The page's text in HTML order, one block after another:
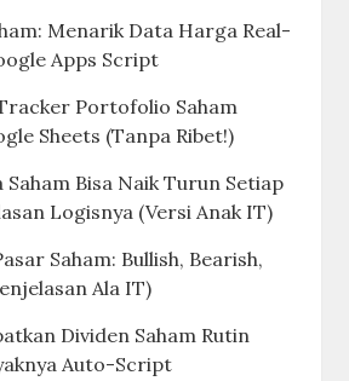
Menarik Data Harga Real-
Apps Script
Portofolio Saham
Sheets (Tanpa Ribet!)
Bisa Naik Turun Setiap
Logisnya (Versi Anak IT)
Saham: Bullish, Bearish,
Ala IT)
Dividen Saham Rutin
Auto-Script